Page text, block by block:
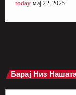
today мај 22, 2025
Барај Низ